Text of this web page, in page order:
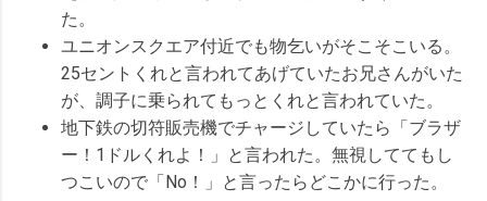
た。
ユニオンスクエア付近でも物乞いがそこそこいる。
25セントくれと言われてあげていたお兄さんがいた
が、調子に乗られてもっとくれと言われていた。
地下鉄の切符販売機でチャージしていたら「ブラザ
ー！1ドルくれよ！」と言われた。無視しててもし
つこいので「No！」と言ったらどこかに行った。